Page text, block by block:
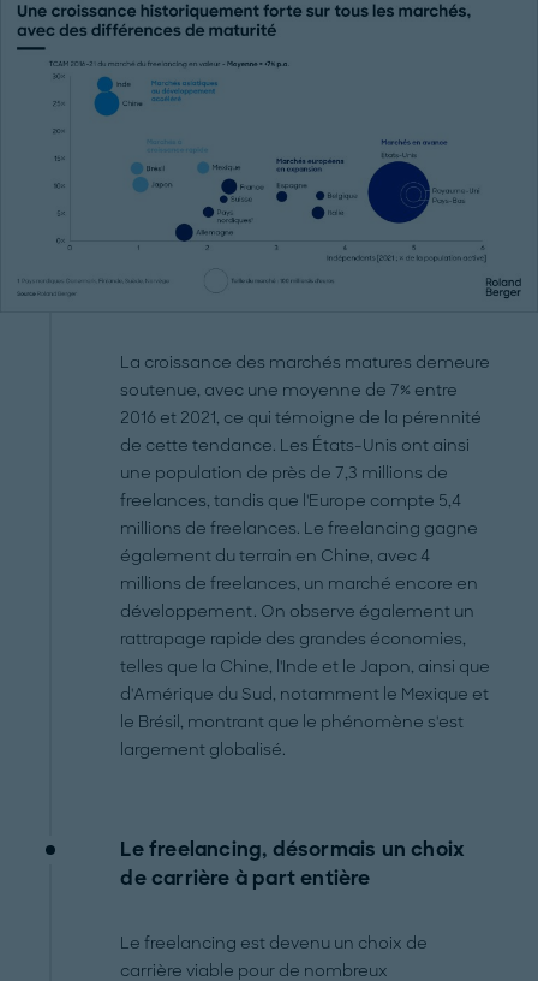
La croissance des marchés matures demeure
soutenue, avec une moyenne de 7% entre
2016 et 2021, ce qui témoigne de la pérennité
de cette tendance. Les États-Unis ont ainsi
une population de près de 7,3 millions de
freelances, tandis que l'Europe compte 5,4
millions de freelances. Le freelancing gagne
également du terrain en Chine, avec 4
millions de freelances, un marché encore en
développement. On observe également un
rattrapage rapide des grandes économies,
telles que la Chine, l'Inde et le Japon, ainsi que
d'Amérique du Sud, notamment le Mexique et
le Brésil, montrant que le phénomène s'est
largement globalisé.
Le freelancing, désormais un choix
de carrière à part entière
Le freelancing est devenu un choix de
carrière viable pour de nombreux